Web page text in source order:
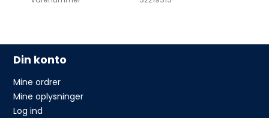
Din konto
Mine ordrer
Mine oplysninger
Log ind